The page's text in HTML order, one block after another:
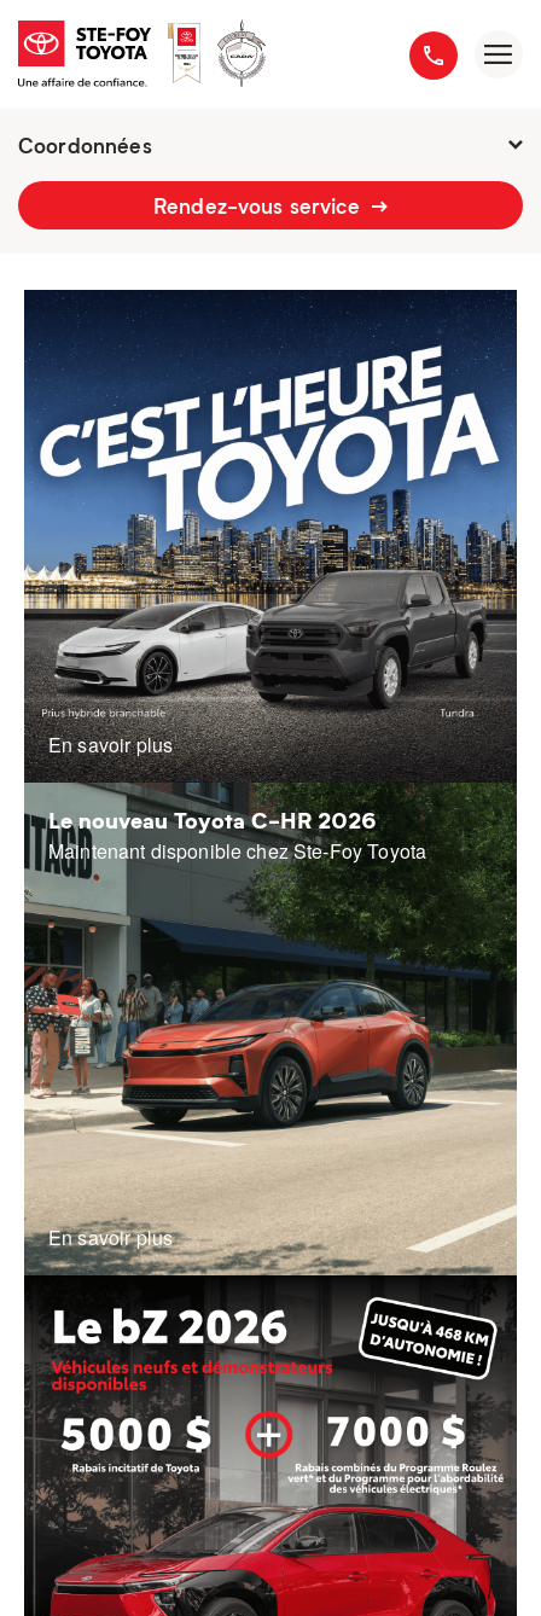
Coordonnées
2777 boulevard du Versant-Nord
Rendez-vous service
En savoir plus
Le nouveau Toyota C-HR 2026
Maintenant disponible chez Ste-Foy Toyota
En savoir plus